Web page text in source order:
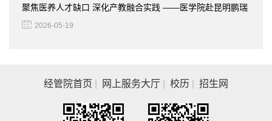
聚焦医养人才缺口 深化产教融合实践 ——医学院赴昆明鹏瑞
利康养社区开展访企拓岗活动​
2026-05-19
经管院首页 网上服务大厅 校历 招生网